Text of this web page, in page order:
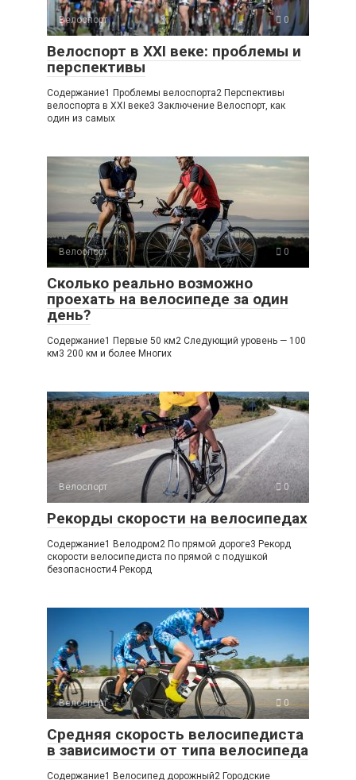
Велоспорт 0
Велоспорт в XXI веке: проблемы и
перспективы
Содержание1 Проблемы велоспорта2 Перспективы
велоспорта в XXI веке3 Заключение Велоспорт, как
один из самых
Велоспорт 0
Сколько реально возможно
проехать на велосипеде за один
день?
Содержание1 Первые 50 км2 Следующий уровень — 100
км3 200 км и более Многих
Велоспорт 0
Рекорды скорости на велосипедах
Содержание1 Велодром2 По прямой дороге3 Рекорд
скорости велосипедиста по прямой с подушкой
безопасности4 Рекорд
Велоспорт 0
Средняя скорость велосипедиста
в зависимости от типа велосипеда
Содержание1 Велосипед дорожный2 Городские